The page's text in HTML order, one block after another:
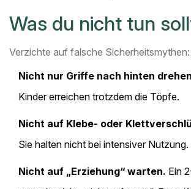
Was du nicht tun
Verzichte auf falsche Sicherheitsmythen:
Nicht nur Griffe nach hinten
Kinder erreichen trotzdem die Töpfe.
Nicht auf Klebe- oder
Sie halten nicht bei intensiver Nutzung.
Nicht auf „Erziehung“ warten. Ein